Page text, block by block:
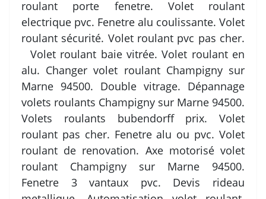
roulant porte fenetre. Volet roulant
electrique pvc. Fenetre alu coulissante. Volet
roulant sécurité. Volet roulant pvc pas cher.
Volet roulant baie vitrée. Volet roulant en
alu. Changer volet roulant Champigny sur
Marne 94500. Double vitrage. Dépannage
volets roulants Champigny sur Marne 94500.
Volets roulants bubendorff prix. Volet
roulant pas cher. Fenetre alu ou pvc. Volet
roulant de renovation. Axe motorisé volet
roulant Champigny sur Marne 94500.
Fenetre 3 vantaux pvc. Devis rideau